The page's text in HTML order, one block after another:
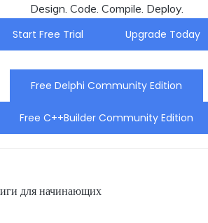
Design. Code. Compile. Deploy.
Start Free Trial
Upgrade Today
Free Delphi Community Edition
Free C++Builder Community Edition
для начинающих